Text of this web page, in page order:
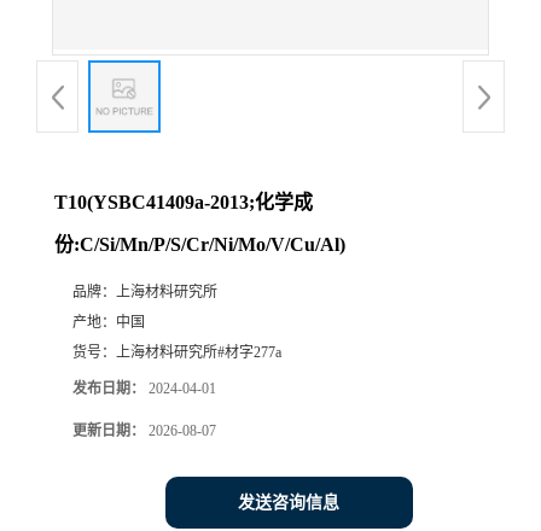
T10(YSBC41409a-2013;化学成
份:C/Si/Mn/P/S/Cr/Ni/Mo/V/Cu/Al)
品牌： 上海材料研究所
产地： 中国
货号： 上海材料研究所#材字277a
发布日期： 2024-04-01
更新日期： 2026-08-07
发送咨询信息